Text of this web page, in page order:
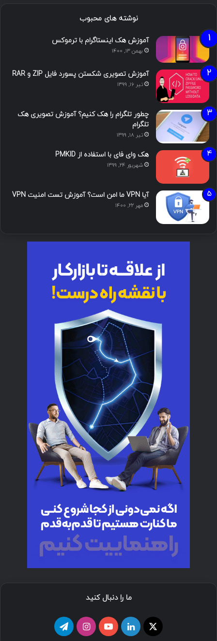
نوشته های محبوب
آموزش هک اینستاگرام با ترموکس
بهمن ۱۳, ۱۴۰۰
آموزش تصویری شکستن پسورد فایل ZIP و RAR
تیر ۱۶, ۱۳۹۹
چطور تلگرام را هک کنیم؟ آموزش تصویری هک
تلگرام
تیر ۱۸, ۱۳۹۹
هک وای فای با استفاده از PMKID
شهریور ۲۴, ۱۳۹۹
آیا VPN ما امن است؟ آموزش تست امنیت VPN
مهر ۲۲, ۱۴۰۰
ما را دنبال کنید